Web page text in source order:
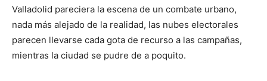
Valladolid pareciera la escena de un combate urbano,
nada más alejado de la realidad, las nubes electorales
parecen llevarse cada gota de recurso a las campañas,
mientras la ciudad se pudre de a poquito.